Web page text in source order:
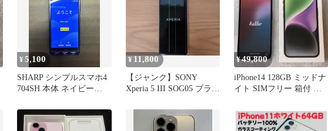
¥5,100
SHARP シンプルスマホ4
704SH 本体 ネイビー
¥ 11,800
【ジャンク】SONY
Xperia 5 III SOG05 ブラッ
¥49,800
iPhone14 128GB ミッドナ
イト SIMフリー 箱付 ガ